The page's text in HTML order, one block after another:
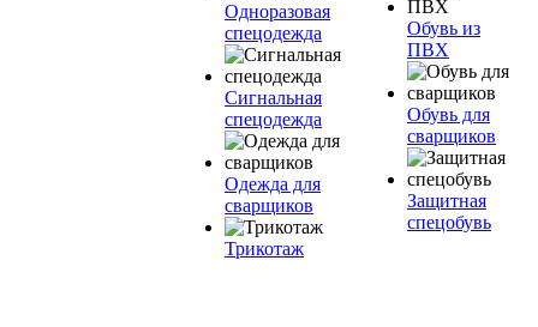
Одноразовая
спецодежда
Сигнальная
спецодежда
Одежда для
сварщиков
Трикотаж
Обувь из
ПВХ
Обувь для
сварщиков
Защитная
спецобувь